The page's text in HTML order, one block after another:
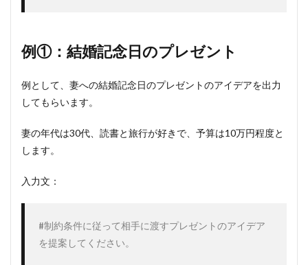
例①：結婚記念日のプレゼント
例として、妻への結婚記念日のプレゼントのアイデアを出力
してもらいます。
妻の年代は30代、読書と旅行が好きで、予算は10万円程度と
します。
入力文：
#制約条件に従って相手に渡すプレゼントのアイデア
を提案してください。